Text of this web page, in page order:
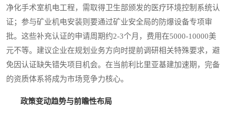
净化手术室机电工程，需取得卫生部颁发的医疗环境控制系统认
证；参与矿业机电安装则要通过矿业安全局的防爆设备专项审
批。这些补充认证的申请周期约2-3个月，费用在5000-10000美
元不等。建议企业在规划业务方向时提前调研相关特殊要求，避
免因认证缺失错失项目机会。在当前利比里亚基建加速期，完备
的资质体系将成为市场竞争力核心。
政策变动趋势与前瞻性布局